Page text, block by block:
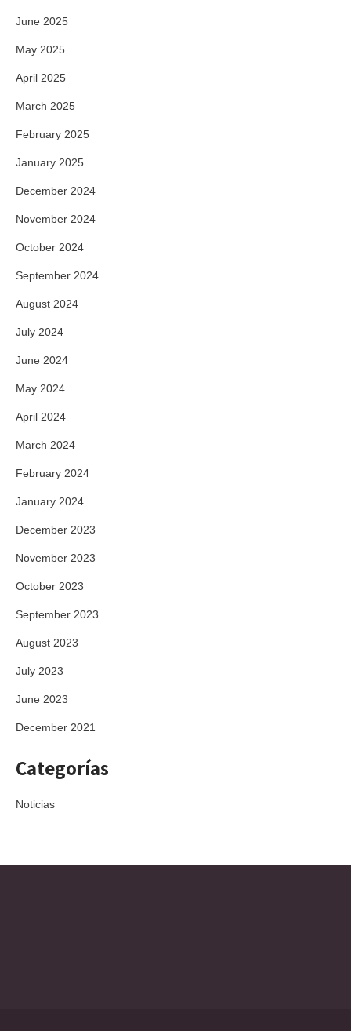
June 2025
May 2025
April 2025
March 2025
February 2025
January 2025
December 2024
November 2024
October 2024
September 2024
August 2024
July 2024
June 2024
May 2024
April 2024
March 2024
February 2024
January 2024
December 2023
November 2023
October 2023
September 2023
August 2023
July 2023
June 2023
December 2021
Categorías
Noticias